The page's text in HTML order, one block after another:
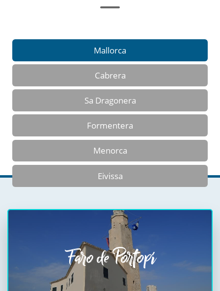
Mallorca
Cabrera
Sa Dragonera
Formentera
Menorca
Eivissa
Faro de Portopí